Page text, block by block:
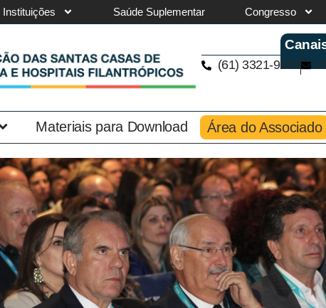
Instituições Saúde Suplementar Congresso
(61) 3321-9563
Materiais para Download Área do Associado